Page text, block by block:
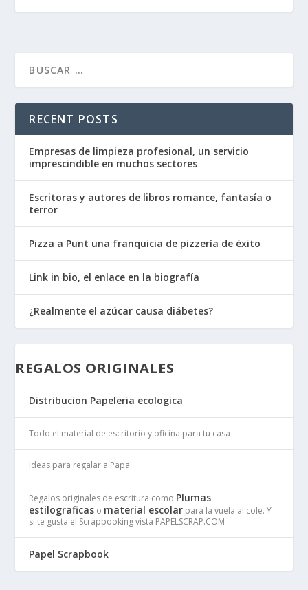
RECENT POSTS
Empresas de limpieza profesional, un servicio
imprescindible en muchos sectores
Escritoras y autores de libros romance, fantasía o
terror
Pizza a Punt una franquicia de pizzería de éxito
Link in bio, el enlace en la biografía
¿Realmente el azúcar causa diábetes?
REGALOS ORIGINALES
Distribucion Papeleria ecologica
Todo el material de escritorio y oficina para tu casa
Ideas para regalar a Papa
Regalos originales de escritura como Plumas
estilograficas o material escolar para la vuela al cole. Y
si te gusta el Scrapbooking vista PAPELSCRAP.COM
Papel Scrapbook